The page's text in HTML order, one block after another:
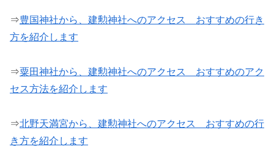
⇒豊国神社から、建勲神社へのアクセス おすすめの行き
方を紹介します
⇒粟田神社から、建勲神社へのアクセス おすすめのアク
セス方法を紹介します
⇒北野天満宮から、建勲神社へのアクセス おすすめの行
き方を紹介します